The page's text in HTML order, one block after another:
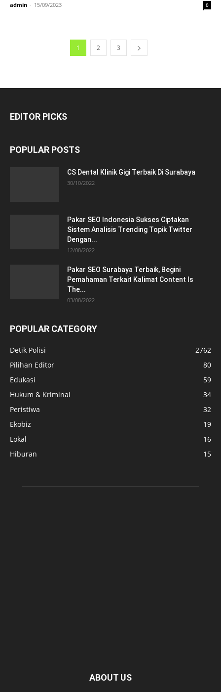
admin - 15/09/2023 0
1 2 3
EDITOR PICKS
POPULAR POSTS
CS Dental Klinik Gigi Terbaik Di Surabaya
30/10/2022
Pakar SEO Indonesia Sukses Ciptakan
Sistem Analisis Trending Topik Twitter
Dengan...
12/08/2022
Pakar SEO Surabaya Terbaik, Begini
Pemahaman Terkait Kalimat Content Is
The...
03/08/2022
POPULAR CATEGORY
Detik Polisi
2762
Pilihan Editor
80
Edukasi
59
Hukum & Kriminal
34
Peristiwa
32
Ekobiz
19
Lokal
16
Hiburan
15
ABOUT US